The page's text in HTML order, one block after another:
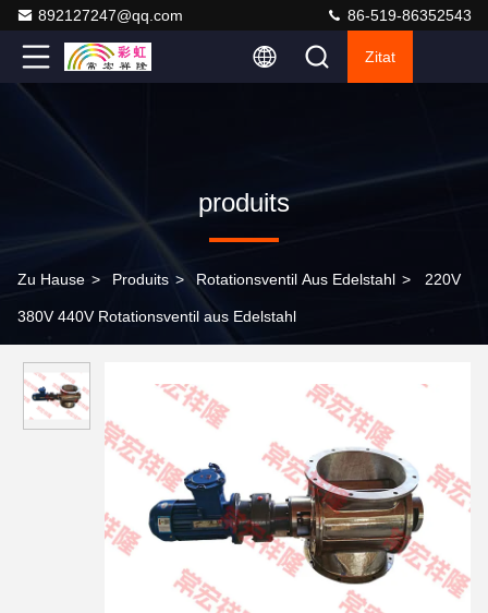
892127247@qq.com 86-519-86352543
Zitat
produits
Zu Hause > Produits > Rotationsventil Aus Edelstahl > 220V
380V 440V Rotationsventil aus Edelstahl